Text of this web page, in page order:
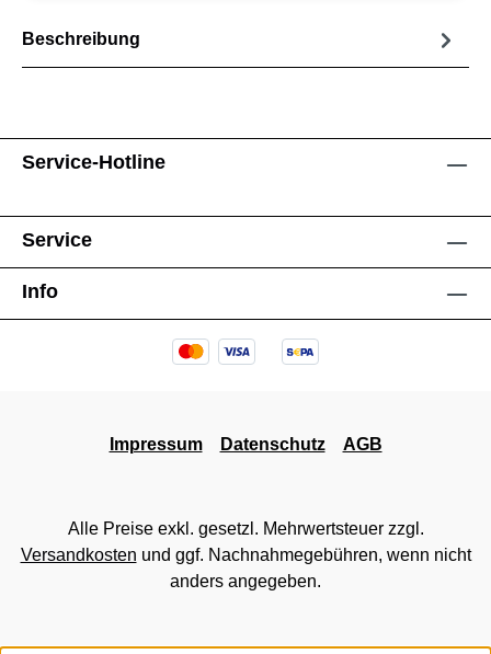
Beschreibung
Service-Hotline
Service
Info
Impressum Datenschutz AGB
Alle Preise exkl. gesetzl. Mehrwertsteuer zzgl.
Versandkosten und ggf. Nachnahmegebühren, wenn nicht
anders angegeben.